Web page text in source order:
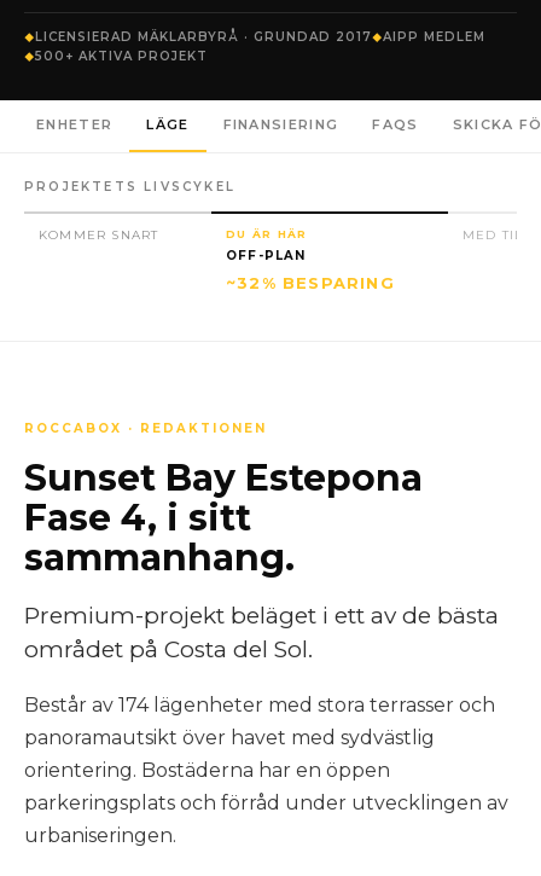
LICENSIERAD MÄKLARBYRÅ · GRUNDAD 2017
AIPP MEDLEM
500+ AKTIVA PROJEKT
ENHETER LÄGE FINANSIERING FAQS SKICKA
PROJEKTETS LIVSCYKEL
KOMMER SNART DU ÄR HÄR
OFF-PLAN
~32% BESPARING
MED
ROCCABOX · REDAKTIONEN
Sunset Bay Estepona
Fase 4, i sitt
sammanhang.
Premium-projekt beläget i ett av de bästa
området på Costa del Sol.
Består av 174 lägenheter med stora terrasser och
panoramautsikt över havet med sydvästlig
orientering. Bostäderna har en öppen
parkeringsplats och förråd under utvecklingen av
urbaniseringen.